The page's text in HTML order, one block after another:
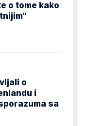
o tome kako
o
i
sa